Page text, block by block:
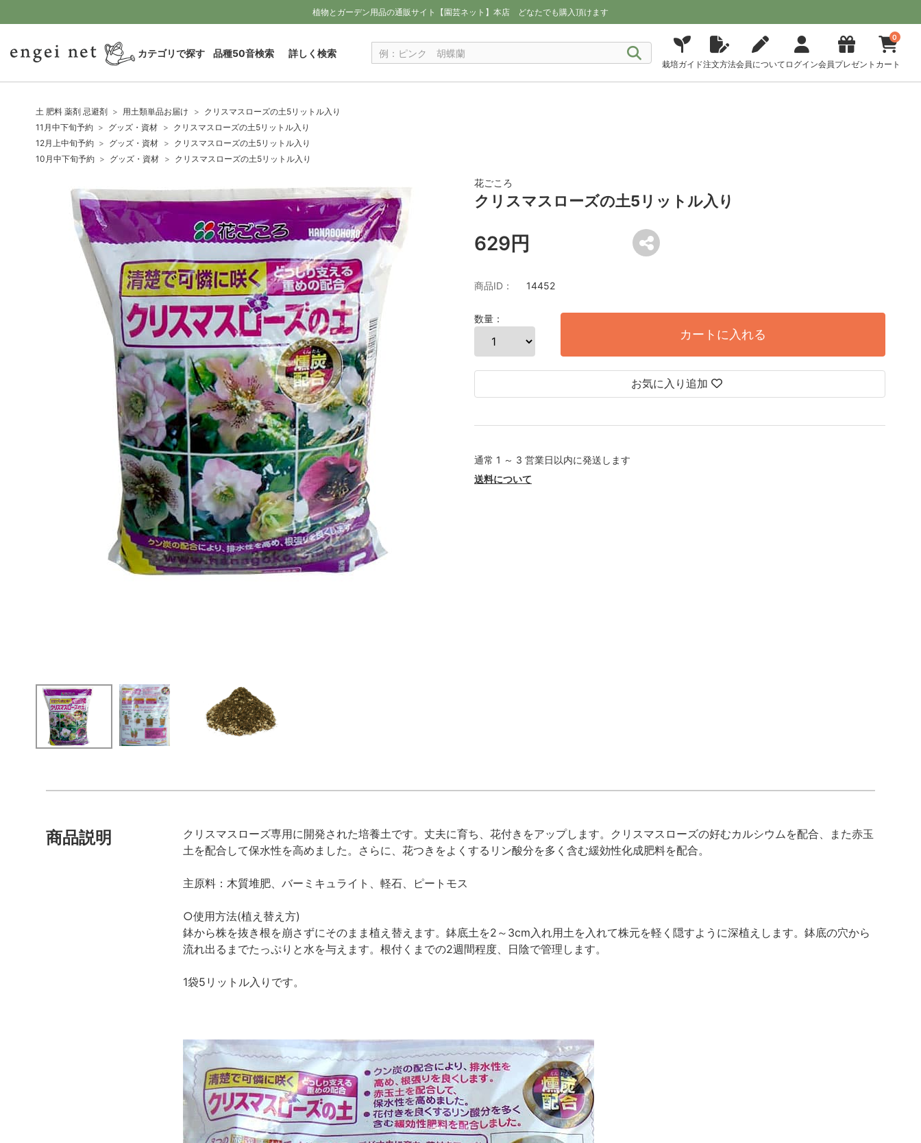
植物とガーデン用品の通販サイト【園芸ネット】本店 どなたでも購入頂けます
カテゴリで探す 品種50音検索 詳しく検索
栽培ガイド注文方法会員について ログイン会員プレゼント
0
カート
土 肥料 薬剤 忌避剤 用土類単品お届け
クリスマスローズの土5リットル入り
11月中下旬予約
グッズ・資材
クリスマスローズの土5リットル入り
12月上中旬予約
グッズ・資材
クリスマスローズの土5リットル入り
10月中下旬予約
グッズ・資材 クリスマスローズの土5リットル入り
花ごころ
クリスマスローズの土5リットル入り
629円
商品ID： 14452
数量：
カートに入れる
お気に入り追加
通常 1 ～ 3 営業日以内に発送します
送料について
商品説明
クリスマスローズ専用に開発された培養土です。丈夫に育ち、花付きをアップします。クリスマスローズの好むカルシウムを配合、また赤玉
土を配合して保水性を高めました。さらに、花つきをよくするリン酸分を多く含む緩効性化成肥料を配合。
主原料：木質堆肥、バーミキュライト、軽石、ピートモス
○使用方法(植え替え方)
鉢から株を抜き根を崩さずにそのまま植え替えます。鉢底土を2～3cm入れ用土を入れて株元を軽く隠すように深植えします。鉢底の穴から
流れ出るまでたっぷりと水を与えます。根付くまでの2週間程度、日陰で管理します。
1袋5リットル入りです。